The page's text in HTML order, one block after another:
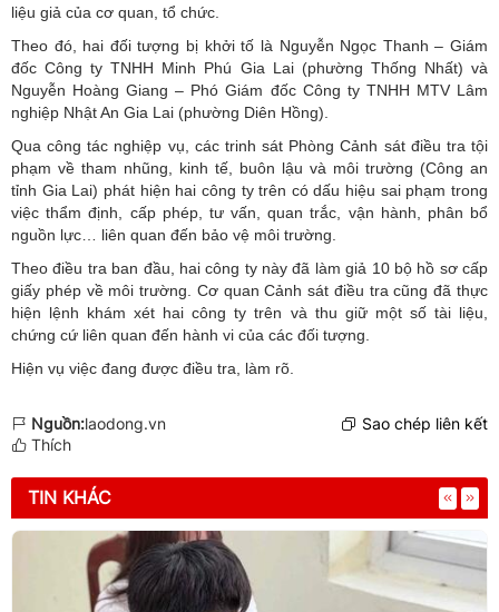
liệu giả của cơ quan, tổ chức.
Theo đó, hai đối tượng bị khởi tố là Nguyễn Ngọc Thanh – Giám
đốc Công ty TNHH Minh Phú Gia Lai (phường Thống Nhất) và
Nguyễn Hoàng Giang – Phó Giám đốc Công ty TNHH MTV Lâm
nghiệp Nhật An Gia Lai (phường Diên Hồng).
Qua công tác nghiệp vụ, các trinh sát Phòng Cảnh sát điều tra tội
phạm về tham nhũng, kinh tế, buôn lậu và môi trường (Công an
tỉnh Gia Lai) phát hiện hai công ty trên có dấu hiệu sai phạm trong
việc thẩm định, cấp phép, tư vấn, quan trắc, vận hành, phân bổ
nguồn lực… liên quan đến bảo vệ môi trường.
Theo điều tra ban đầu, hai công ty này đã làm giả 10 bộ hồ sơ cấp
giấy phép về môi trường. Cơ quan Cảnh sát điều tra cũng đã thực
hiện lệnh khám xét hai công ty trên và thu giữ một số tài liệu,
chứng cứ liên quan đến hành vi của các đối tượng.
Hiện vụ việc đang được điều tra, làm rõ.
Nguồn:laodong.vn
Sao chép liên kết
Thích
TIN KHÁC